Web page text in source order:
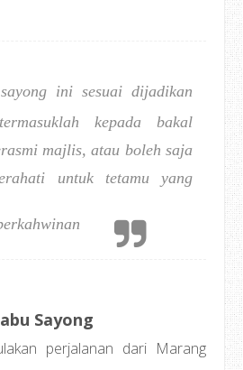
ini sesuai dijadikan
kepada bakal
majlis, atau boleh saja
untuk tetamu yang
Sayong
perjalanan dari Marang